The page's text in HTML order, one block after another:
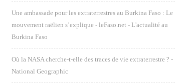
Une ambassade pour les extraterrestres au Burkina Faso : Le
mouvement raëlien s’explique - leFaso.net - L'actualité au
Burkina Faso
Où la NASA cherche-t-elle des traces de vie extraterrestre ? -
National Geographic